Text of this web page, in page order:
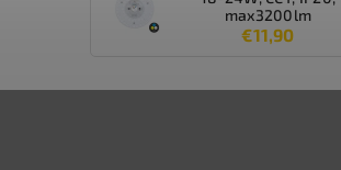
max3200lm
€11,90